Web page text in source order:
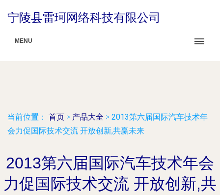
宁陵县雷珂网络科技有限公司
MENU
当前位置： 首页 > 产品大全 > 2013第六届国际汽车技术年
会力促国际技术交流 开放创新,共赢未来
2013第六届国际汽车技术年会
力促国际技术交流 开放创新,共